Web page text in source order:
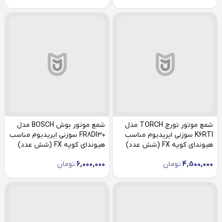
شمع موتور تورچ TORCH مدل
K6RTI سوزنی ایریدیوم مناسب
هیوندای کوپه FX (شش عدد)
4,500,000 تومان
شمع موتور بوش BOSCH مدل
FR8DI30 سوزنی ایریدیوم مناسب
هیوندای کوپه FX (شش عدد)
6,000,000 تومان